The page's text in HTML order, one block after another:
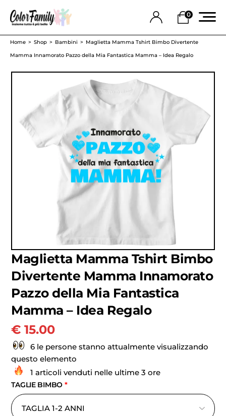
0
Home Shop Bambini
Maglietta Mamma Tshirt Bimbo Divertente
Mamma Innamorato Pazzo della Mia Fantastica Mamma – Idea Regalo
Maglietta Mamma Tshirt Bimbo
Divertente Mamma Innamorato
Pazzo della Mia Fantastica
Mamma – Idea Regalo
€ 15.00
6 le persone stanno attualmente visualizzando
questo elemento
1 articoli venduti nelle ultime 3 ore
TAGLIE BIMBO *